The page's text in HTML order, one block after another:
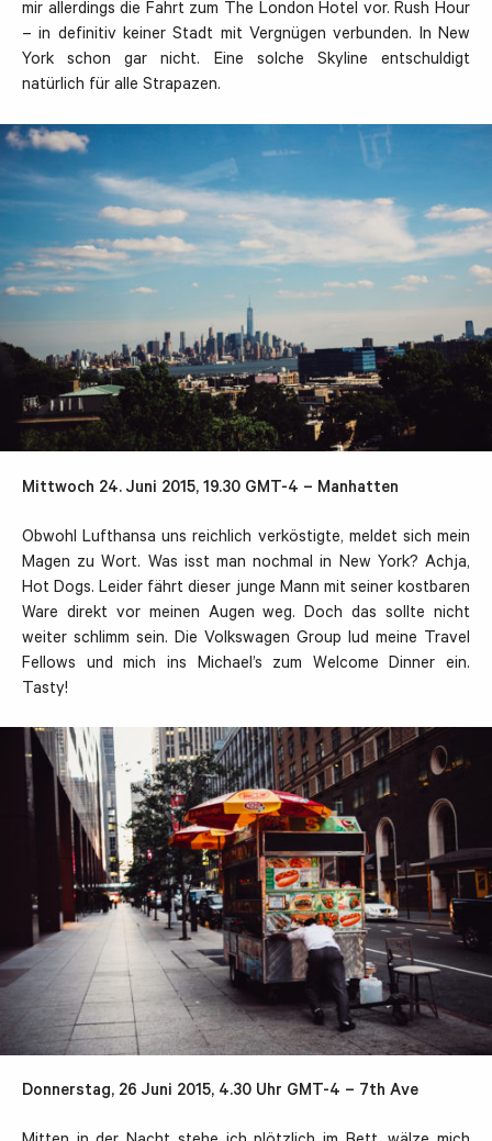
mir allerdings die Fahrt zum The London Hotel vor. Rush Hour
– in definitiv keiner Stadt mit Vergnügen verbunden. In New
York schon gar nicht. Eine solche Skyline entschuldigt
natürlich für alle Strapazen.
Mittwoch 24. Juni 2015, 19.30 GMT-4 – Manhatten
Obwohl Lufthansa uns reichlich verköstigte, meldet sich mein
Magen zu Wort. Was isst man nochmal in New York? Achja,
Hot Dogs. Leider fährt dieser junge Mann mit seiner kostbaren
Ware direkt vor meinen Augen weg. Doch das sollte nicht
weiter schlimm sein. Die Volkswagen Group lud meine Travel
Fellows und mich ins Michael’s zum Welcome Dinner ein.
Tasty!
Donnerstag, 26 Juni 2015, 4.30 Uhr GMT-4 – 7th Ave